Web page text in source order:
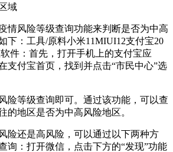
域
情风险等级查询功能来判断是否为中高
下：工具/原料小米11MIUI12支付宝20
件：首先，打开手机上的支付宝应
支付宝首页，找到并点击“市民中心”选
险等级查询即可。通过该功能，可以查
的地区是否为中高风险地区。
险还是高风险，可以通过以下两种方
询：打开微信，点击下方的“发现”功能